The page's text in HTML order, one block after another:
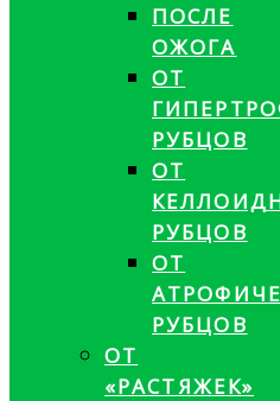
ПОСЛЕ
ОЖОГА
ОТ
РУБЦОВ
ОТ
РУБЦОВ
ОТ
РУБЦОВ
ОТ
«РАСТЯЖЕК»